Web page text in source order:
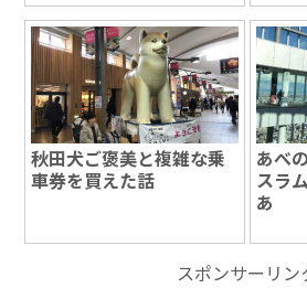
秋田犬ご褒美と複雑な乗
車券を買えた話
あべ
スラ
あ
スポンサーリン